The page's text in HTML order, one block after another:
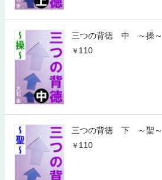
三つの背徳 中 ～操～
110
三つの背徳 下 ～聖～
110